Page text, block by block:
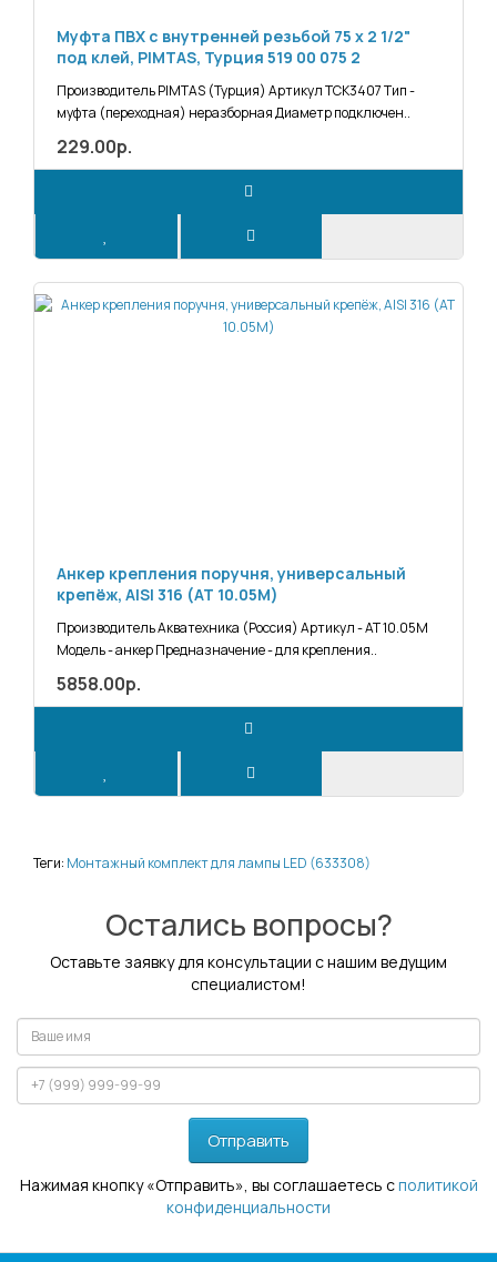
Муфта ПВХ с внутренней резьбой 75 х 2 1/2"
под клей, PIMTAS, Турция 519 00 075 2
Производитель PIMTAS (Турция) Артикул ТСК3407 Тип -
муфта (переходная) неразборная Диаметр подключен..
229.00р.
Анкер крепления поручня, универсальный
крепёж, AISI 316 (АТ 10.05M)
Производитель Акватехника (Россия) Артикул - АТ 10.05М
Модель - анкер Предназначение - для крепления..
5858.00р.
Теги: Монтажный комплект для лампы LED (633308)
Остались вопросы?
Оставьте заявку для консультации с нашим ведущим
специалистом!
Отправить
Нажимая кнопку «Отправить», вы соглашаетесь сполитикой
конфиденциальности